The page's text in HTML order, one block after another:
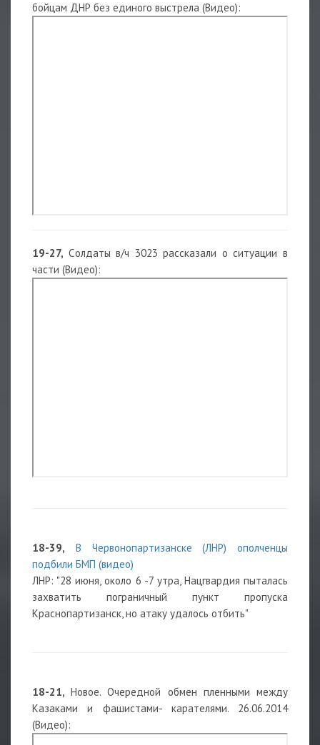
бойцам ДНР без единого выстрела (Видео):
19-27, Cолдаты в/ч 3023 рассказали о ситуации в
части (Видео):
18-39,
В Червонопартизанске (ЛНР) ополченцы
подбили БМП (видео)
ЛНР: "28 июня, около 6 -7 утра, Нацгвардия пыталась
захватить пограничный пункт пропуска
Краснопартизанск, но атаку удалось отбить"
18-21,Новое. Очередной обмен пленными между
Казаками и фашистами- карателями. 26.06.2014
(Видео):